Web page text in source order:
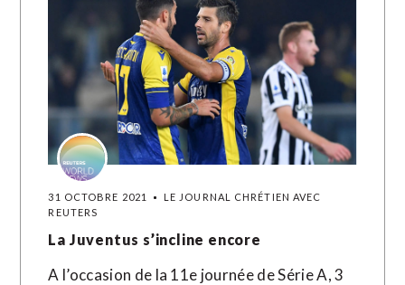
31 OCTOBRE 2021
LE JOURNAL CHRÉTIEN AVEC
REUTERS
La Juventus s’incline encore
A l’occasion de la 11e journée de Série A, 3